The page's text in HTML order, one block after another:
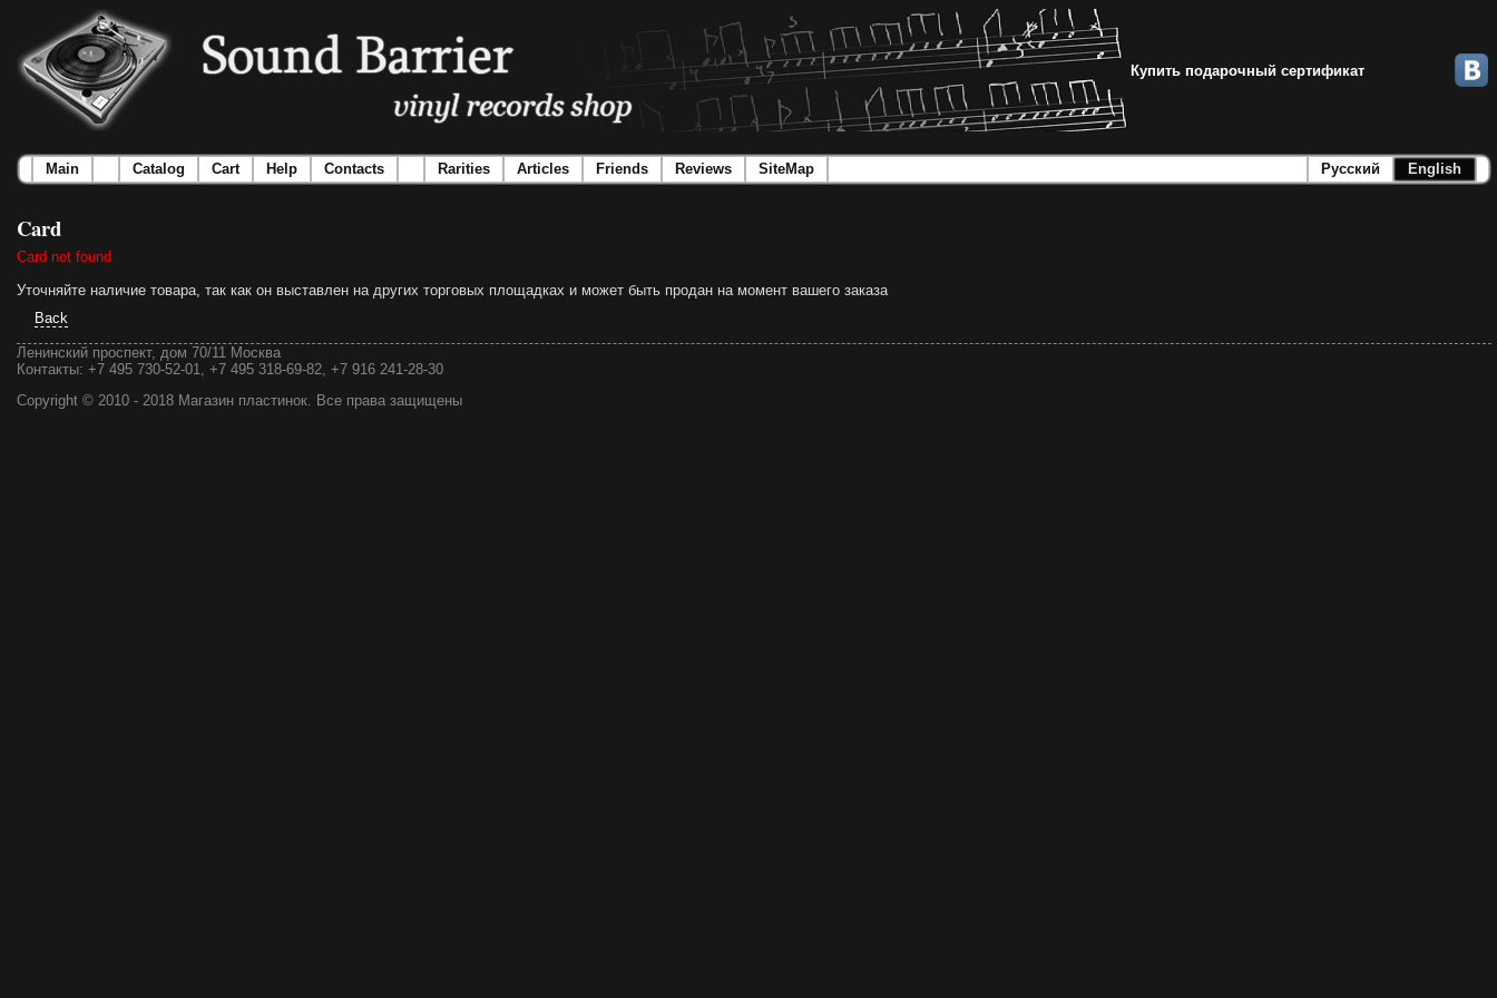
Купить подарочный сертификат
Main Catalog Cart Help Contacts Rarities Articles Friends Reviews SiteMap Русский English
Card
Card not found
Уточняйте наличие товара, так как он выставлен на других торговых площадках и может быть продан на момент вашего заказа
Back
Ленинский проспект, дом 70/11 Москва
Контакты: +7 495 730-52-01, +7 495 318-69-82, +7 916 241-28-30
Copyright © 2010 - 2018 Магазин пластинок. Все права защищены